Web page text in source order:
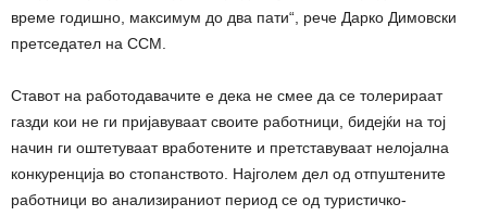
време годишно, максимум до два пати“, рече Дарко Димовски
претседател на ССМ.
Ставот на работодавачите е дека не смее да се толерираат
газди кои не ги пријавуваат своите работници, бидејќи на тој
начин ги оштетуваат вработените и претставуваат нелојална
конкуренција во стопанството. Најголем дел од отпуштените
работници во анализираниот период се од туристичко-